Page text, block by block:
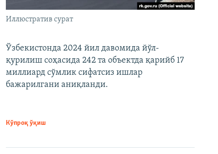
Иллюстратив сурат
Ўзбекистонда 2024 йил давомида йўл-
қурилиш соҳасида 242 та объектда қарийб 17
миллиард сўмлик сифатсиз ишлар
бажарилгани аниқланди.
Кўпроқ ўқиш